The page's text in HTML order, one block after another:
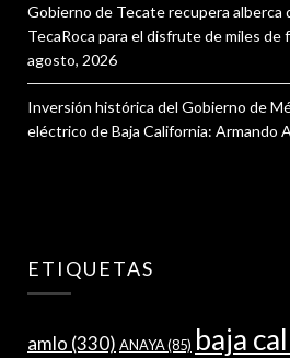
Gobierno de Tecate recupera alberca
TecaRoca para el disfrute de miles de
agosto, 2026
Inversión histórica del Gobierno de
eléctrico de Baja California: Armando
ETIQUETAS
amlo (330) ANAYA(85) baja